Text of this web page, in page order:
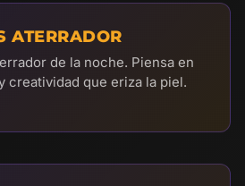
ATERRADOR
de la noche. Piensa en
creatividad que eriza la piel.